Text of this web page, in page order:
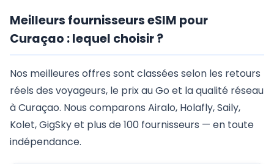
Meilleurs fournisseurs eSIM pour
Curaçao : lequel choisir ?
Nos meilleures offres sont classées selon les retours
réels des voyageurs, le prix au Go et la qualité réseau
à Curaçao. Nous comparons Airalo, Holafly, Saily,
Kolet, GigSky et plus de 100 fournisseurs — en toute
indépendance.